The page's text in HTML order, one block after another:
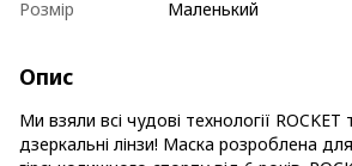
Розмір
Маленький
Опис
Ми взяли всі чудові технології
дзеркальні лінзи! Маска розроблена